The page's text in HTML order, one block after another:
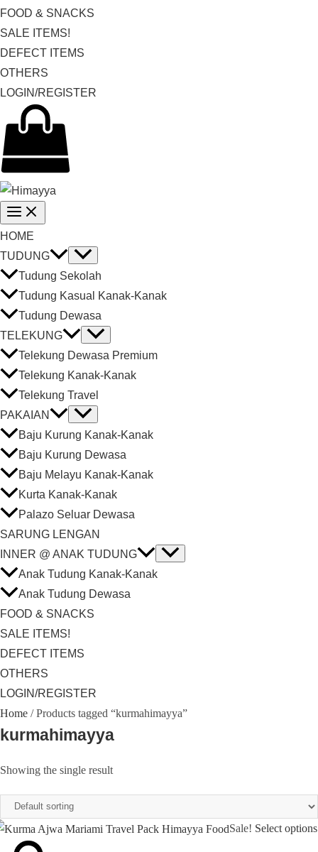
FOOD & SNACKS
SALE ITEMS!
DEFECT ITEMS
OTHERS
LOGIN/REGISTER
HOME
TUDUNG
Tudung Sekolah
Tudung Kasual Kanak-Kanak
Tudung Dewasa
TELEKUNG
Telekung Dewasa Premium
Telekung Kanak-Kanak
Telekung Travel
PAKAIAN
Baju Kurung Kanak-Kanak
Baju Kurung Dewasa
Baju Melayu Kanak-Kanak
Kurta Kanak-Kanak
Palazo Seluar Dewasa
SARUNG LENGAN
INNER @ ANAK TUDUNG
Anak Tudung Kanak-Kanak
Anak Tudung Dewasa
FOOD & SNACKS
SALE ITEMS!
DEFECT ITEMS
OTHERS
LOGIN/REGISTER
Home / Products tagged “kurmahimayya”
kurmahimayya
Showing the single result
Sale! Select options